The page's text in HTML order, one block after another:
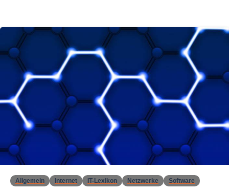
Allgemein Internet IT-Lexikon Netzwerke Software